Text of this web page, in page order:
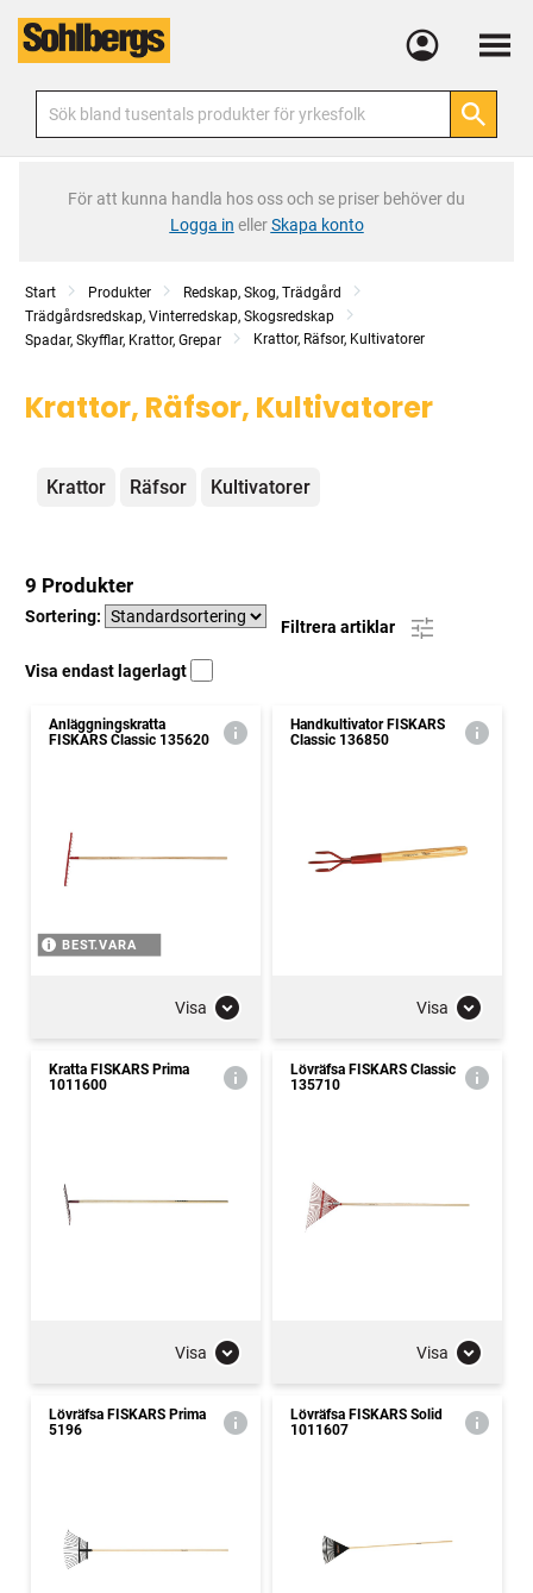
Meny
För att kunna handla hos oss och se priser behöver du
Logga in ellerSkapa konto
Start Produkter
Redskap, Skog, Trädgård
Trädgårdsredskap, Vinterredskap, Skogsredskap
Spadar, Skyfflar, Krattor, Grepar
Krattor, Räfsor, Kultivatorer
Krattor, Räfsor, Kultivatorer
Kategorier
Krattor Räfsor Kultivatorer
9 Produkter
Sortering:
Filtrera artiklar
Visa endast lagerlagt
Anläggningskratta
FISKARS Classic 135620
BEST.VARA
Visa
Handkultivator FISKARS
Classic 136850
Visa
Kratta FISKARS Prima
1011600
Visa
Lövräfsa FISKARS Classic
135710
Visa
Lövräfsa FISKARS Prima
5196
Lövräfsa FISKARS Solid
1011607